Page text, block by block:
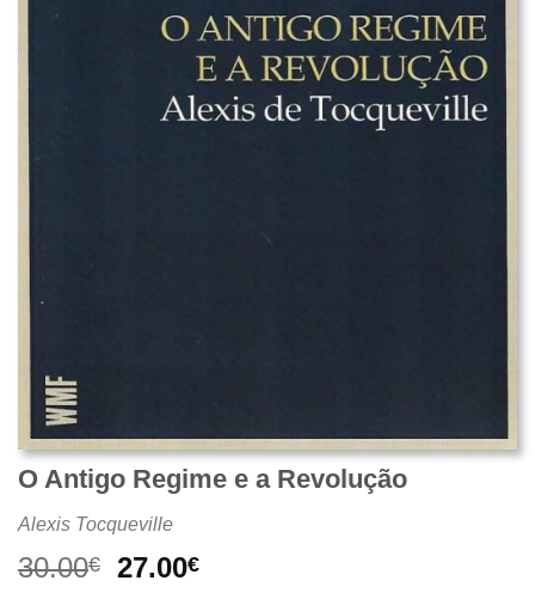
O Antigo Regime e a Revolução
Alexis Tocqueville
30.00€
O
27.00€O